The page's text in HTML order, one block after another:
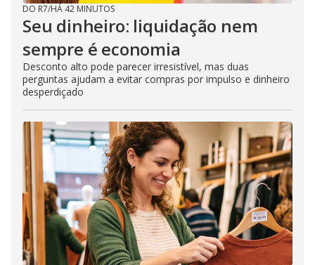
DO R7/HÁ 42 MINUTOS
Seu dinheiro: liquidação nem
sempre é economia
Desconto alto pode parecer irresistível, mas duas
perguntas ajudam a evitar compras por impulso e dinheiro
desperdiçado